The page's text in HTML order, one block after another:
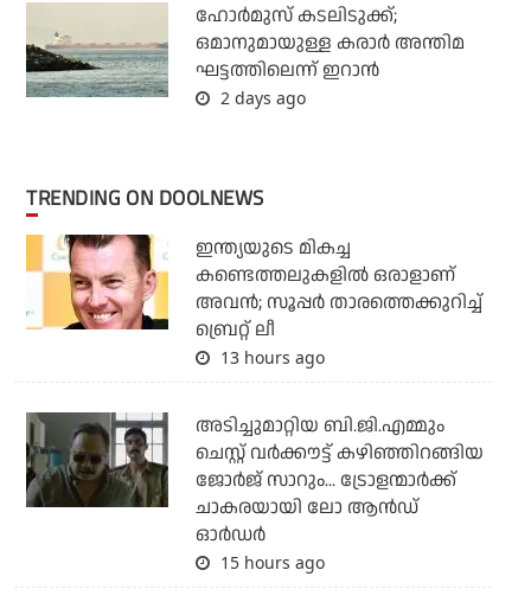
ഹോര്‍മുസ് കടലിടുക്ക്;
ഒമാനുമായുള്ള കരാര്‍ അന്തിമ
ഘട്ടത്തിലെന്ന് ഇറാന്‍
2 days ago
TRENDING ON DOOLNEWS
ഇന്ത്യയുടെ മികച്ച
കണ്ടെത്തലുകളില്‍ ഒരാളാണ്
അവന്‍; സൂപ്പര്‍ താരത്തെക്കുറിച്ച്
ബ്രെറ്റ് ലീ
13 hours ago
അടിച്ചുമാറ്റിയ ബി.ജി.എമ്മും
ചെസ്റ്റ് വര്‍ക്കൗട്ട് കഴിഞ്ഞിറങ്ങിയ
ജോര്‍ജ് സാറും... ട്രോളന്മാര്‍ക്ക്
ചാകരയായി ലോ ആന്‍ഡ്
ഓര്‍ഡര്‍
15 hours ago